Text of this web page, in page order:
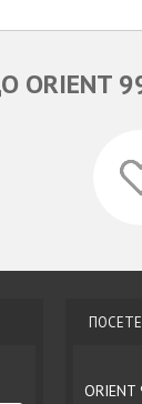
ORIENT
ORIENT